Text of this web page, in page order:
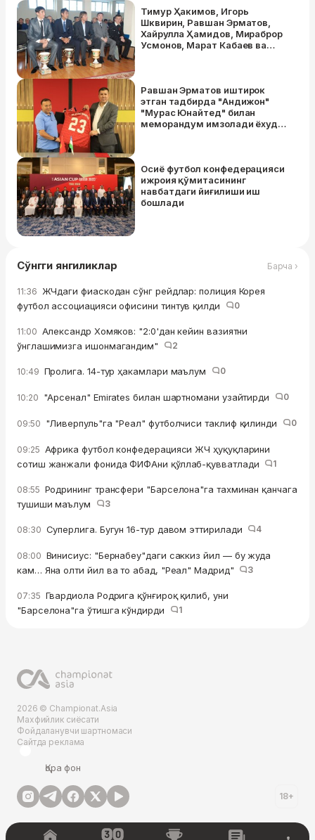
Тимур Ҳакимов, Игорь
Шквирин, Равшан Эрматов,
Хайрулла Ҳамидов, Мираброр
Усмонов, Марат Кабаев ва
Равшан Эрматов иштирок
этган тадбирда "Андижон"
"Мурас Юнайтед" билан
меморандум имзолади ёхуд
Осиё футбол конфедерацияси
ижроия қўмитасининг
навбатдаги йиғилиши иш
бошлади
Сўнгги янгиликлар Барча ›
11:36 ЖЧдаги фиаскодан сўнг рейдлар: полиция Корея
футбол ассоциацияси офисини тинтув қилди
0
11:00 Александр Хомяков: "2:0'дан кейин вазиятни
ўнглашимизга ишонмагандим"
2
10:49 Пролига. 14-тур ҳакамлари маълум 0
10:20 "Арсенал" Emirates билан шартномани узайтирди 0
09:50 "Ливерпуль"га "Реал" футболчиси таклиф қилинди 0
09:25 Африка футбол конфедерацияси ЖЧ ҳуқуқларини
сотиш жанжали фонида ФИФАни қўллаб-қувватлади
1
08:55 Родрининг трансфери "Барселона"га тахминан қанчага
тушиши маълум
3
08:30 Суперлига. Бугун 16-тур давом эттирилади 4
08:00 Винисиус: "Бернабеу"даги саккиз йил — бу жуда
кам… Яна олти йил ва то абад, "Реал" Мадрид"
3
07:35 Гвардиола Родрига қўнғироқ қилиб, уни
"Барселона"га ўтишга кўндирди
1
2026 © Championat.Asia
Махфийлик сиёсати
Фойдаланувчи шартномаси
Сайтда реклама
Қора фон
18+